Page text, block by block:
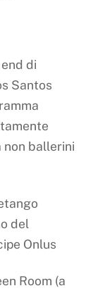
di
Santos
non ballerini
del
Onlus
Room (a